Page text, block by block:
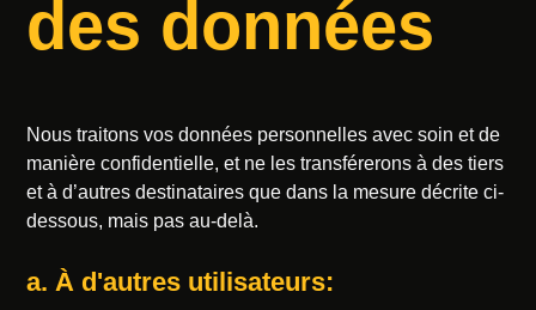
des données
Nous traitons vos données personnelles avec soin et de
manière confidentielle, et ne les transférerons à des tiers
et à d’autres destinataires que dans la mesure décrite ci-
dessous, mais pas au-delà.
a. À d'autres utilisateurs: